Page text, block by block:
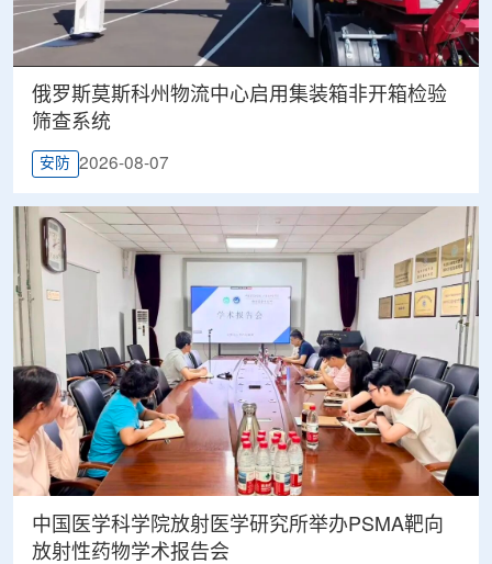
俄罗斯莫斯科州物流中心启用集装箱非开箱检验
筛查系统
安防 2026-08-07
中国医学科学院放射医学研究所举办PSMA靶向
放射性药物学术报告会